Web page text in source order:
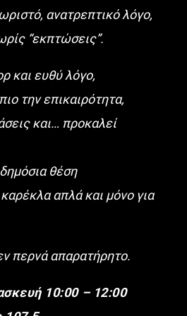
φωνή που εμπιστεύεσαι.
ανατρεπτικό λόγο,
“εκπτώσεις”.
και ευθύ λόγο,
την επικαιρότητα,
και… προκαλεί
θέση
απλά και μόνο για
περνά απαρατήρητο.
10:00 – 12:00